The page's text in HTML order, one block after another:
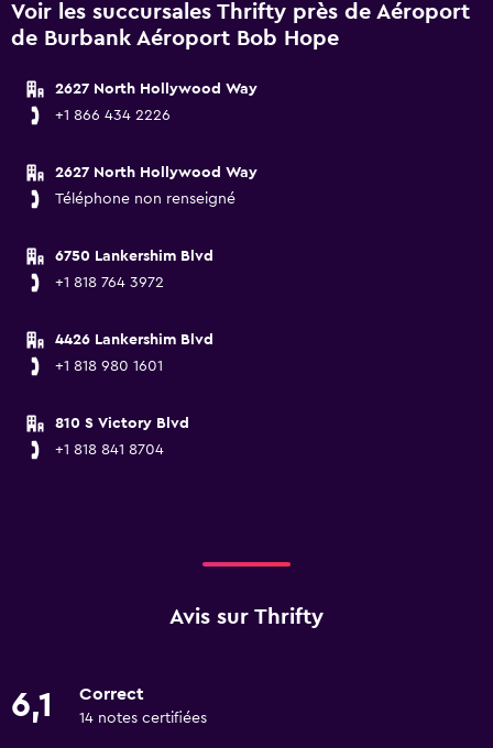
Voir les succursales Thrifty près de Aéroport
de Burbank Aéroport Bob Hope
2627 North Hollywood Way
+1 866 434 2226
2627 North Hollywood Way
Téléphone non renseigné
6750 Lankershim Blvd
+1 818 764 3972
4426 Lankershim Blvd
+1 818 980 1601
810 S Victory Blvd
+1 818 841 8704
Avis sur Thrifty
6,1 Correct
14 notes certifiées